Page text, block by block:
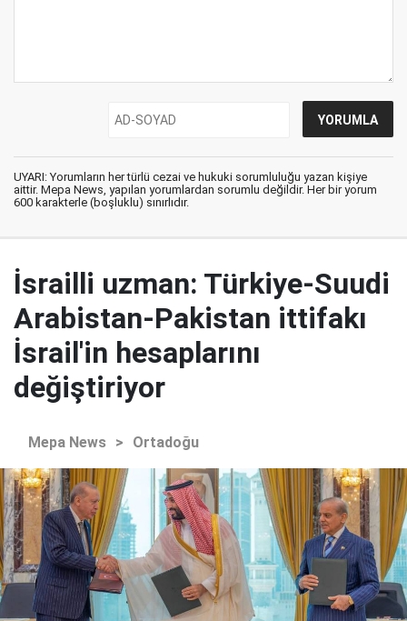
UYARI: Yorumların her türlü cezai ve hukuki sorumluluğu yazan kişiye
aittir. Mepa News, yapılan yorumlardan sorumlu değildir. Her bir yorum
600 karakterle (boşluklu) sınırlıdır.
İsrailli uzman: Türkiye-Suudi
Arabistan-Pakistan ittifakı
İsrail'in hesaplarını
değiştiriyor
Mepa News > Ortadoğu